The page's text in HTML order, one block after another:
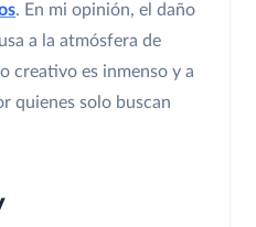
. En mi opinión, el daño
a la atmósfera de
creativo es inmenso y a
quienes solo buscan